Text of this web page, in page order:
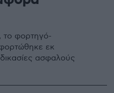
το φορτηγό-
εκ
ασφαλούς